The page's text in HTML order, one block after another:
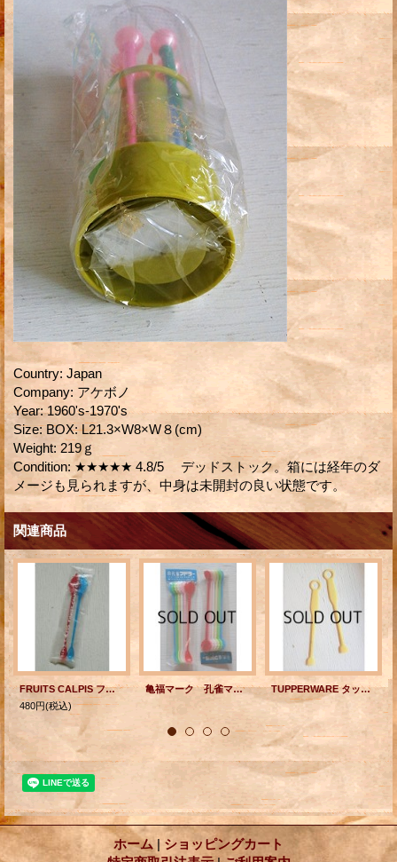
Country: Japan
Company: アケボノ
Year: 1960's-1970's
Size: BOX: L21.3×W8×W８(cm)
Weight: 219ｇ
Condition: ★★★★★ 4.8/5 デッドストック。箱には経年のダ
メージも見られますが、中身は未開封の良い状態です。
関連商品
FRUITS CALPIS フルーツカルピス ノベルティ プラスチックマドラー ロングスプーン (レッド/ブルー)
480円(税込)
亀福マーク 孔雀マドラー6pcセット プラスチック製 TUPPERWARE タッパーウェア "マドラー" イエロー 各1本
ホーム | ショッピングカート